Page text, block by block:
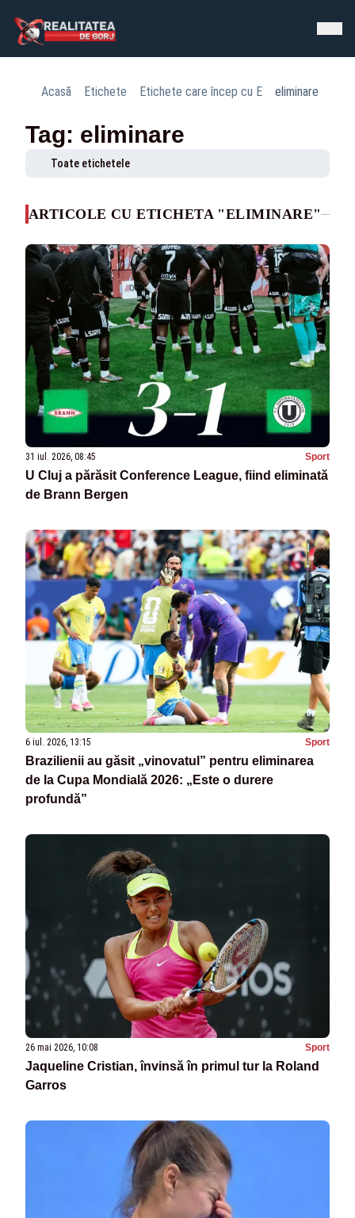
Acasă Etichete Etichete care încep cu E eliminare
Tag: eliminare
Toate etichetele
ARTICOLE CU ETICHETA "ELIMINARE"
31 iul. 2026, 08:45 Sport
U Cluj a părăsit Conference League, fiind eliminată
de Brann Bergen
6 iul. 2026, 13:15 Sport
Brazilienii au găsit „vinovatul” pentru eliminarea
de la Cupa Mondială 2026: „Este o durere
profundă”
26 mai 2026, 10:08 Sport
Jaqueline Cristian, învinsă în primul tur la Roland
Garros